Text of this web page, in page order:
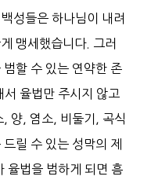
성들은 하나님이 내려
맹세했습니다. 그러
할 수 있는 연약한 존
율법만 주시지 않고
, 양, 염소, 비둘기, 곡식
릴 수 있는 성막의 제
율법을 범하게 되면 흠